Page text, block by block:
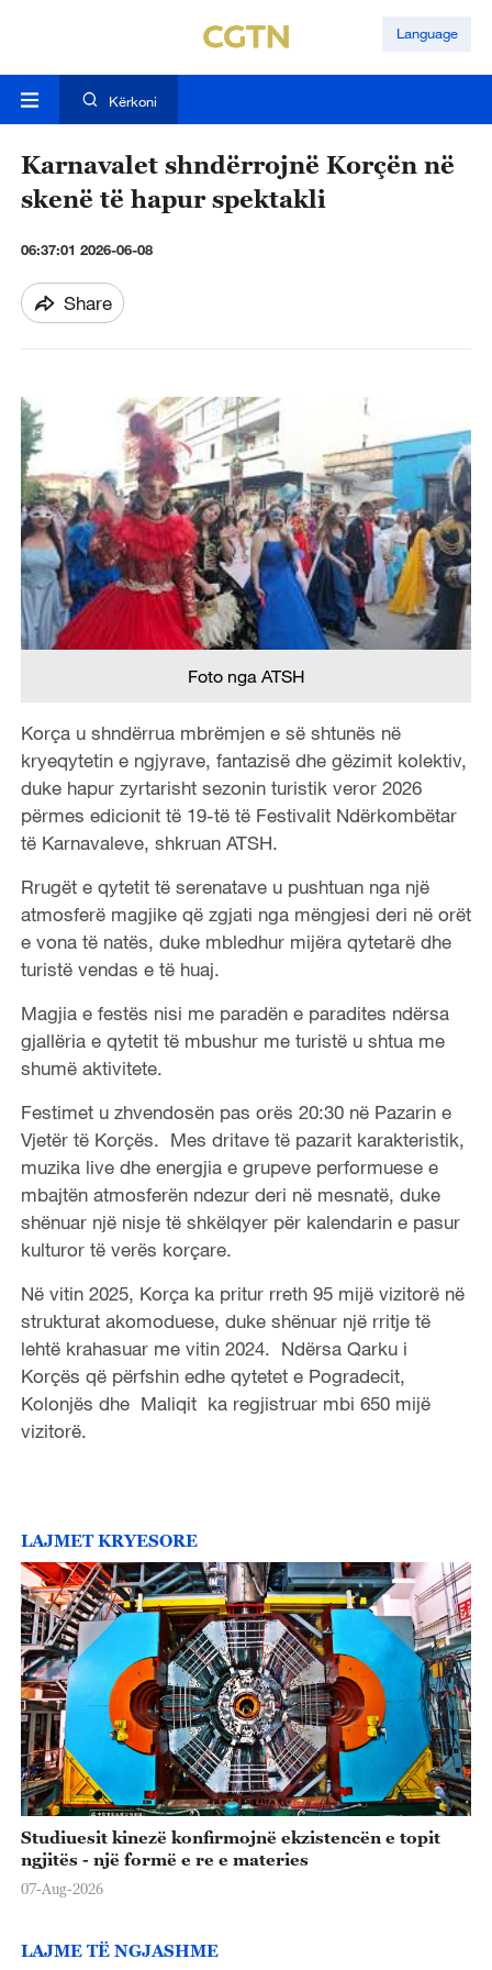
Language
Kërkoni
Karnavalet shndërrojnë Korçën në
skenë të hapur spektakli
06:37:01 2026-06-08
Share
Foto nga ATSH
Korça u shndërrua mbrëmjen e së shtunës në
kryeqytetin e ngjyrave, fantazisë dhe gëzimit kolektiv,
duke hapur zyrtarisht sezonin turistik veror 2026
përmes edicionit të 19-të të Festivalit Ndërkombëtar
të Karnavaleve, shkruan ATSH.
Rrugët e qytetit të serenatave u pushtuan nga një
atmosferë magjike që zgjati nga mëngjesi deri në orët
e vona të natës, duke mbledhur mijëra qytetarë dhe
turistë vendas e të huaj.
Magjia e festës nisi me paradën e paradites ndërsa
gjallëria e qytetit të mbushur me turistë u shtua me
shumë aktivitete.
Festimet u zhvendosën pas orës 20:30 në Pazarin e
Vjetër të Korçës. Mes dritave të pazarit karakteristik,
muzika live dhe energjia e grupeve performuese e
mbajtën atmosferën ndezur deri në mesnatë, duke
shënuar një nisje të shkëlqyer për kalendarin e pasur
kulturor të verës korçare.
Në vitin 2025, Korça ka pritur rreth 95 mijë vizitorë në
strukturat akomoduese, duke shënuar një rritje të
lehtë krahasuar me vitin 2024. Ndërsa Qarku i
Korçës që përfshin edhe qytetet e Pogradecit,
Kolonjës dhe Maliqit ka regjistruar mbi 650 mijë
vizitorë.
LAJMET KRYESORE
Studiuesit kinezë konfirmojnë ekzistencën e topit
ngjitës - një formë e re e materies
07-Aug-2026
LAJME TË NGJASHME